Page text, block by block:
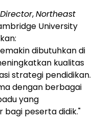
,Northeast
University
dibutuhkan di
kualitas
strategi pendidikan.
dengan berbagai
yang
peserta didik."